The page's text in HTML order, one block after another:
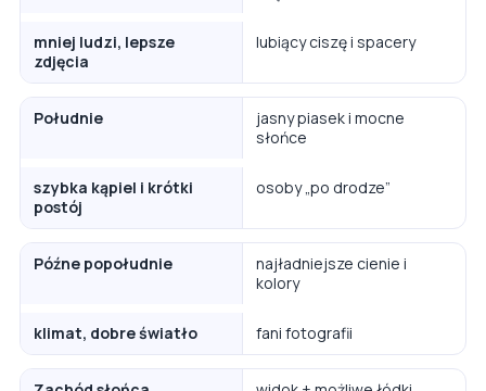
mniej ludzi, lepsze
zdjęcia
lubiący ciszę i spacery
Południe
jasny piasek i mocne
słońce
szybka kąpiel i krótki
postój
osoby „po drodze”
Późne popołudnie
najładniejsze cienie i
kolory
klimat, dobre światło fani fotografii